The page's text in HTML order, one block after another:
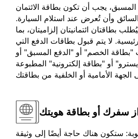
يجب أن تكون بطاقة الائتمان
وأن تُعرض عند استلام السيارة.
بطاقتان ائتمانيتان إلزاميتان، بما
لا يتم قبول بطاقات الدفع التي
"بطاقة الخصم" أو "الدفع المسبق" أو
أو "بطاقة إلكترونية" المطبوعة
الجهة الأمامية أو الخلفية من بطاقتك
سفرك أو بطاقة هويتك
ستكون هناك حاجة أيضًا إلى وثيقة